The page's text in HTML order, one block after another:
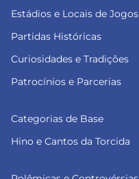
Estádios e Locais de Jogos
Partidas Históricas
Curiosidades e Tradições
Patrocínios e Parcerias
Categorias de Base
Hino e Cantos da Torcida